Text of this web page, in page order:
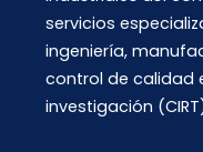
servicios
ingeniería,
control de calidad
investigación